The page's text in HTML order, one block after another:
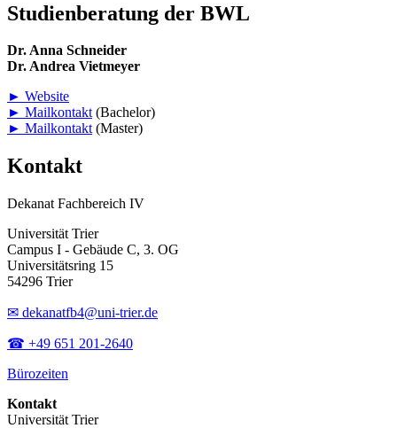
Studienberatung der BWL
Dr. Anna Schneider
Dr. Andrea Vietmeyer
► Website
► Mailkontakt(Bachelor)
► Mailkontakt(Master)
Kontakt
Dekanat Fachbereich IV
Universität Trier
Campus I - Gebäude C, 3. OG
Universitätsring 15
54296 Trier
✉ dekanatfb4@uni-trier.de
☎ +49 651 201-2640
Bürozeiten
Kontakt
Universität Trier